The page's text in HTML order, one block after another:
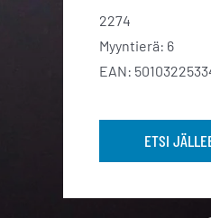
2274
Myyntierä: 6
EAN:
ETSI